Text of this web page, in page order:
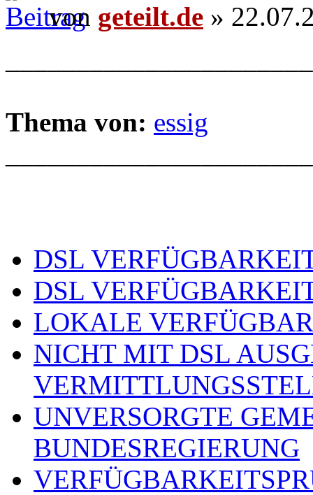
von geteilt.de »
Thema von: essig
DSL
DSL
LOKALE
NICHT MIT DSL
UNVERSORGTE
BUNDESREGIERUNG